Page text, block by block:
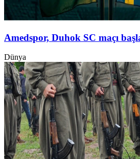
Amedspor, Duhok SC maçı
Dünya